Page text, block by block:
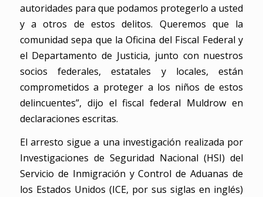
autoridades para que podamos protegerlo a usted
y a otros de estos delitos. Queremos que la
comunidad sepa que la Oficina del Fiscal Federal y
el Departamento de Justicia, junto con nuestros
socios federales, estatales y locales, están
comprometidos a proteger a los niños de estos
delincuentes”, dijo el fiscal federal Muldrow en
declaraciones escritas.
El arresto sigue a una investigación realizada por
Investigaciones de Seguridad Nacional (HSI) del
Servicio de Inmigración y Control de Aduanas de
los Estados Unidos (ICE, por sus siglas en inglés)